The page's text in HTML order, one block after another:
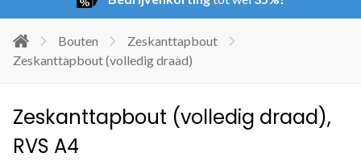
Bouten
Zeskanttapbout
Zeskanttapbout (volledig draad)
Zeskanttapbout (volledig draad),
RVS A4